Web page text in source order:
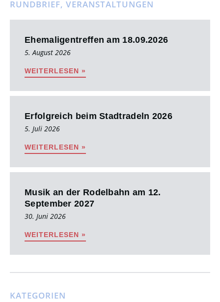
RUNDBRIEF, VERANSTALTUNGEN
Ehemaligentreffen am 18.09.2026
5. August 2026
WEITERLESEN »
Erfolgreich beim Stadtradeln 2026
5. Juli 2026
WEITERLESEN »
Musik an der Rodelbahn am 12.
September 2027
30. Juni 2026
WEITERLESEN »
KATEGORIEN